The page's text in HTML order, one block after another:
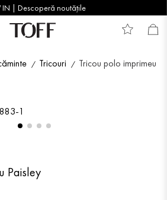
IN | Descoperă noutățile
Tricouri
Tricou polo imprimeu
Paisley